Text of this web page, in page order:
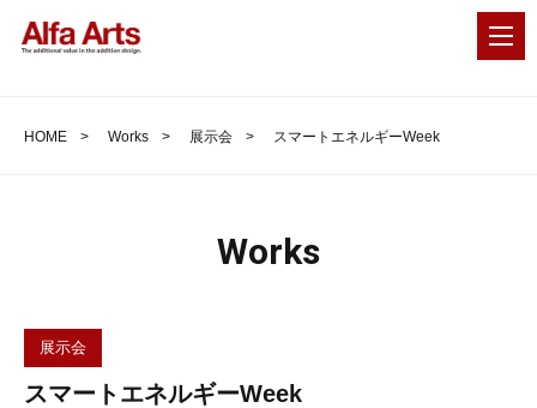
HOME Works 展示会 スマートエネルギーWeek
Works
展示会
スマートエネルギーWeek